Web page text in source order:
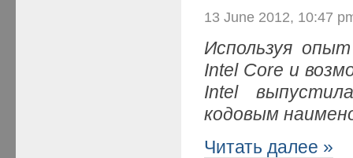
13 June 2012, 10:47
Используя
Intel Core и
Intel
кодовым
Читать далее »